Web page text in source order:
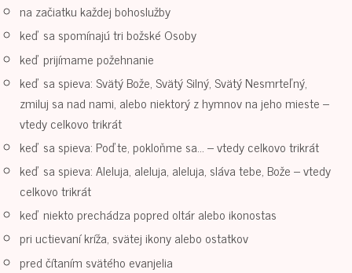
na začiatku každej bohoslužby
keď sa spomínajú tri božské Osoby
keď prijímame požehnanie
keď sa spieva: Svätý Bože, Svätý Silný, Svätý Nesmrteľný,
zmiluj sa nad nami, alebo niektorý z hymnov na jeho mieste –
vtedy celkovo trikrát
keď sa spieva: Poďte, pokloňme sa… – vtedy celkovo trikrát
keď sa spieva: Aleluja, aleluja, aleluja, sláva tebe, Bože – vtedy
celkovo trikrát
keď niekto prechádza popred oltár alebo ikonostas
pri uctievaní kríža, svätej ikony alebo ostatkov
pred čítaním svätého evanjelia